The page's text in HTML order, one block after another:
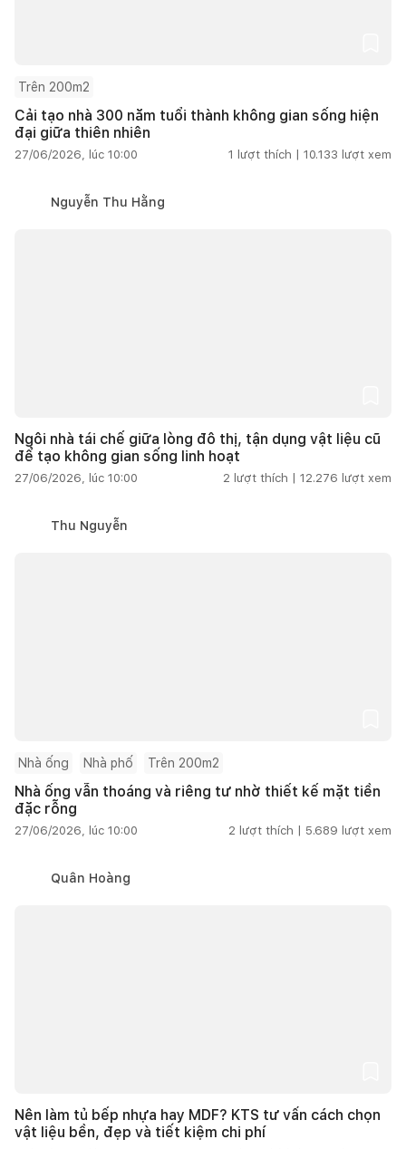
Trên 200m2
Cải tạo nhà 300 năm tuổi thành không gian sống hiện
đại giữa thiên nhiên
27/06/2026, lúc 10:00 1 lượt thích | 10.133 lượt xem
Nguyễn Thu Hằng
Ngôi nhà tái chế giữa lòng đô thị, tận dụng vật liệu cũ
để tạo không gian sống linh hoạt
27/06/2026, lúc 10:00 2 lượt thích | 12.276 lượt xem
Thu Nguyễn
Nhà ống Nhà phố Trên 200m2
Nhà ống vẫn thoáng và riêng tư nhờ thiết kế mặt tiền
đặc rỗng
27/06/2026, lúc 10:00 2 lượt thích | 5.689 lượt xem
Quân Hoàng
Nên làm tủ bếp nhựa hay MDF? KTS tư vấn cách chọn
vật liệu bền, đẹp và tiết kiệm chi phí